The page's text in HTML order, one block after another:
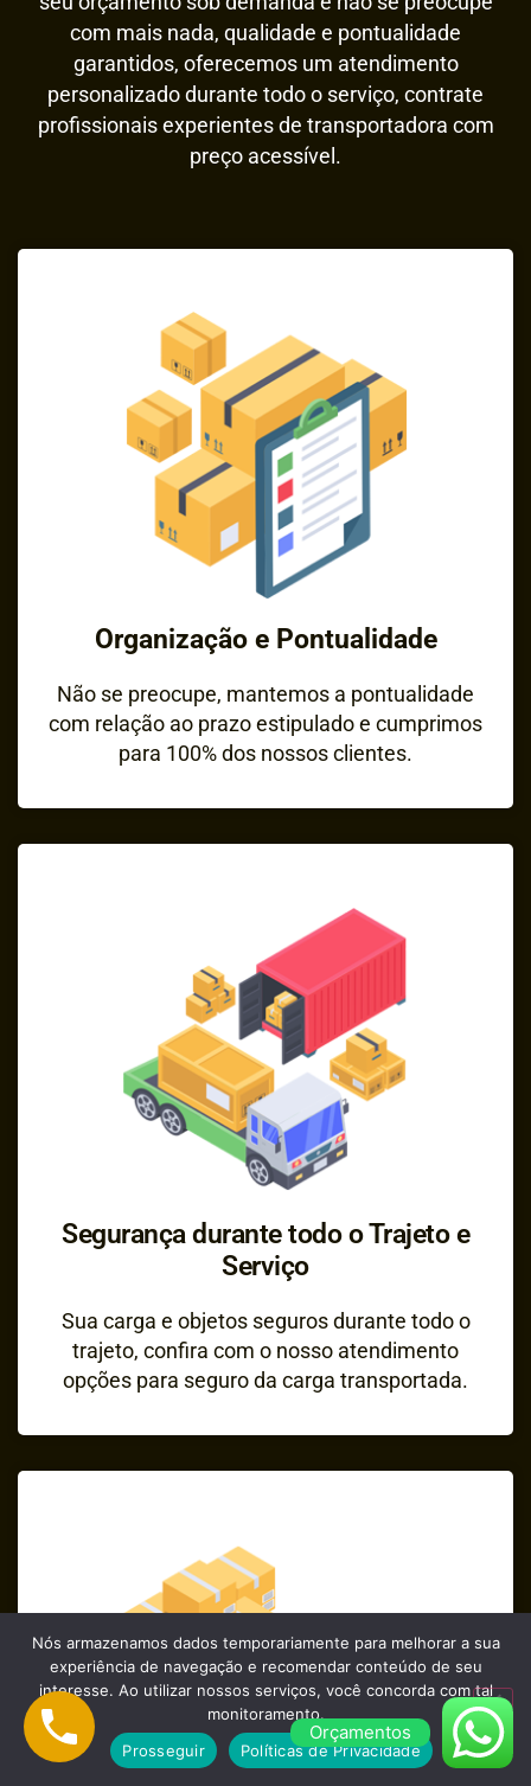
com mais nada, qualidade e pontualidade
garantidos, oferecemos um atendimento
personalizado durante todo o serviço, contrate
profissionais experientes de transportadora com
preço acessível.
Organização e Pontualidade
Não se preocupe, mantemos a pontualidade
com relação ao prazo estipulado e cumprimos
para 100% dos nossos clientes.
Segurança durante todo o Trajeto e
Serviço
Sua carga e objetos seguros durante todo o
trajeto, confira com o nosso atendimento
opções para seguro da carga transportada.
Orçamentos
Nós armazenamos dados temporariamente para melhorar a sua
experiência de navegação e recomendar conteúdo de seu
interesse. Ao utilizar nossos serviços, você concorda com tal
monitoramento.
Prosseguir
Políticas de Privacidade